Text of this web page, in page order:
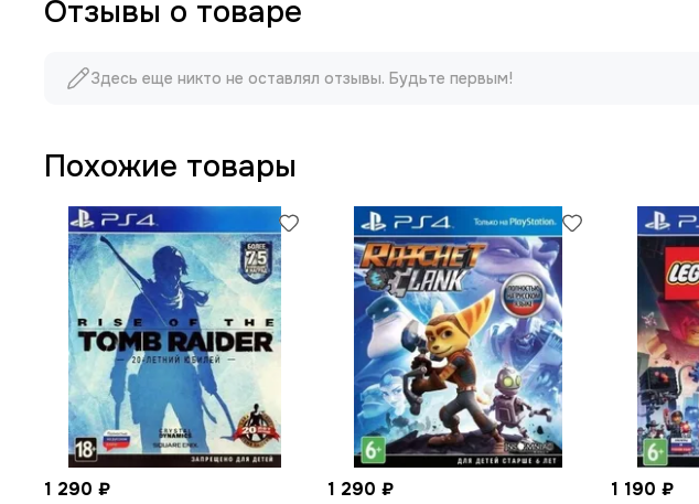
Отзывы о товаре
Здесь еще никто не оставлял отзывы. Будьте первым!
Похожие товары
1 290 ₽ 1 290 ₽ 1 190 ₽